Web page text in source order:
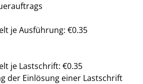
je Ausführung: €0.35
je Lastschrift: €0.35
der Einlösung einer Lastschrift